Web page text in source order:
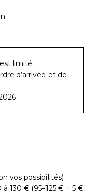
limité.
d’arrivée et de
vos possibilités)
130 € (95–125 € + 5 €